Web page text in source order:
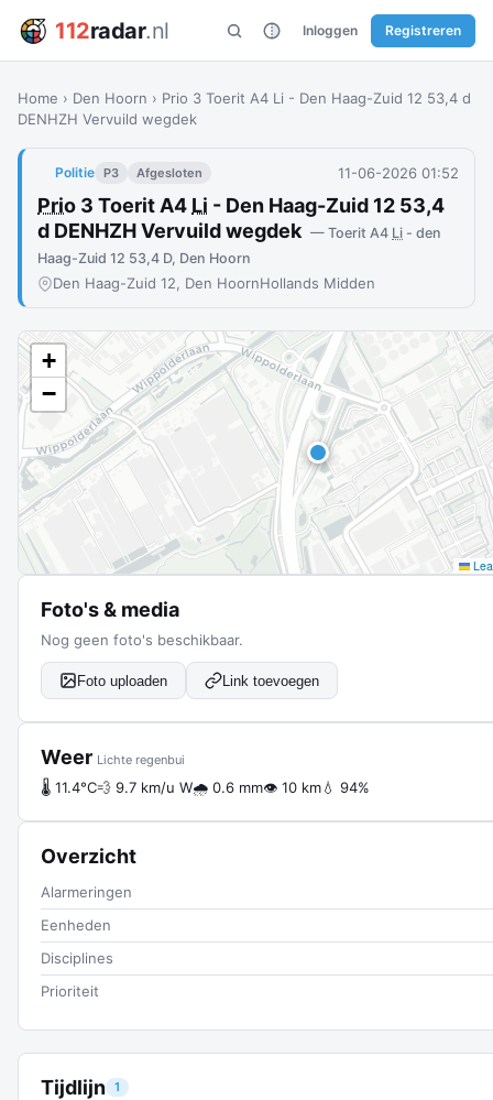
112radar.nl Inloggen Registreren
Home › Den Hoorn › Prio 3 Toerit A4 Li - Den Haag-Zuid 12 53,4 d
DENHZH Vervuild wegdek
Politie P3 Afgesloten 11-06-2026 01:52
Prio 3 Toerit A4 Li - Den Haag-Zuid 12 53,4
d DENHZH Vervuild wegdek — Toerit A4 Li - den
Haag-Zuid 12 53,4 D, Den Hoorn
Den Haag-Zuid 12, Den HoornHollands Midden
Tijdlijn 1
+
−
Foto's & media
Nog geen foto's beschikbaar.
Foto uploaden Link toevoegen
Weer Lichte regenbui
🌡 11.4°C💨 9.7 km/u W🌧 0.6 mm👁 10 km💧 94%
Overzicht
Alarmeringen
Eenheden
Disciplines
Prioriteit